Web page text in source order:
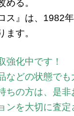
める。
ス』は、1982
ます。
強化中です！
などの状態でも
ちの方は、是非
ンを大切に査定